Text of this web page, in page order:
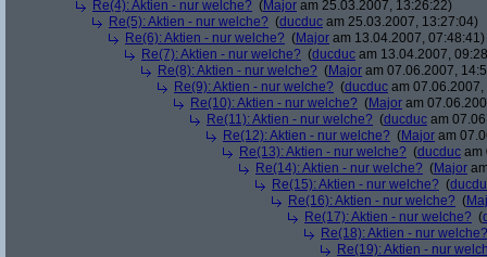
Re(4): Aktien - nur welche? (Major am 25.03.2007, 13:26:22)
Re(5): Aktien - nur welche? (ducduc am 25.03.2007, 13:27:04)
Re(6): Aktien - nur welche? (Major am 13.04.2007, 07:48:41)
Re(7): Aktien - nur welche? (ducduc am 13.04.2007,
Re(8): Aktien - nur welche? (Major am 07.06.2007,
Re(9): Aktien - nur welche? (ducduc am
Re(10): Aktien - nur welche? (Major am
Re(11): Aktien - nur welche? (ducduc am
Re(12): Aktien - nur welche? (Major am
Re(13): Aktien - nur welche? (ducduc am
Re(14): Aktien - nur welche? (Major
Re(15): Aktien - nur welche? (
Re(16): Aktien - nur welche? (
Re(17): Aktien - nur welche? (
Re(18): Aktien - nur welche?
Re(19): Aktien - nur